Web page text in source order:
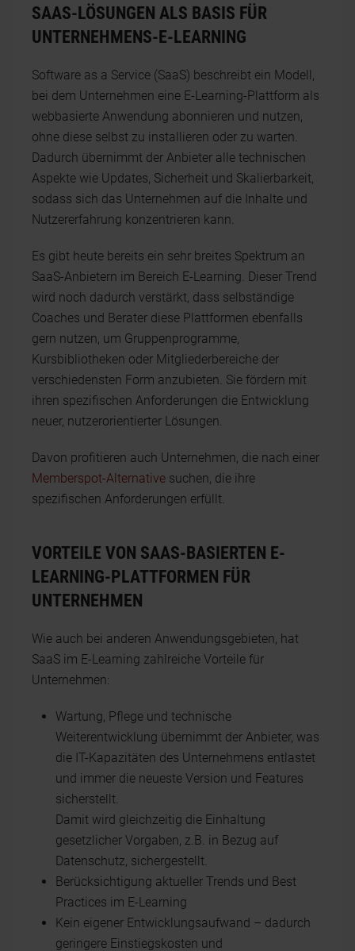
SAAS-LÖSUNGEN ALS BASIS FÜR
UNTERNEHMENS-E-LEARNING
Software as a Service (SaaS) beschreibt ein Modell,
bei dem Unternehmen eine E-Learning-Plattform als
webbasierte Anwendung abonnieren und nutzen,
ohne diese selbst zu installieren oder zu warten.
Dadurch übernimmt der Anbieter alle technischen
Aspekte wie Updates, Sicherheit und Skalierbarkeit,
sodass sich das Unternehmen auf die Inhalte und
Nutzererfahrung konzentrieren kann.
Es gibt heute bereits ein sehr breites Spektrum an
SaaS-Anbietern im Bereich E-Learning. Dieser Trend
wird noch dadurch verstärkt, dass selbständige
Coaches und Berater diese Plattformen ebenfalls
gern nutzen, um Gruppenprogramme,
Kursbibliotheken oder Mitgliederbereiche der
verschiedensten Form anzubieten. Sie fördern mit
ihren spezifischen Anforderungen die Entwicklung
neuer, nutzerorientierter Lösungen.
Davon profitieren auch Unternehmen, die nach einer
Memberspot-Alternative suchen, die ihre
spezifischen Anforderungen erfüllt.
VORTEILE VON SAAS-BASIERTEN E-
LEARNING-PLATTFORMEN FÜR
UNTERNEHMEN
Wie auch bei anderen Anwendungsgebieten, hat
SaaS im E-Learning zahlreiche Vorteile für
Unternehmen:
Wartung, Pflege und technische
Weiterentwicklung übernimmt der Anbieter, was
die IT-Kapazitäten des Unternehmens entlastet
und immer die neueste Version und Features
sicherstellt.
Damit wird gleichzeitig die Einhaltung
gesetzlicher Vorgaben, z.B. in Bezug auf
Datenschutz, sichergestellt.
Berücksichtigung aktueller Trends und Best
Practices im E-Learning
Kein eigener Entwicklungsaufwand – dadurch
geringere Einstiegskosten und